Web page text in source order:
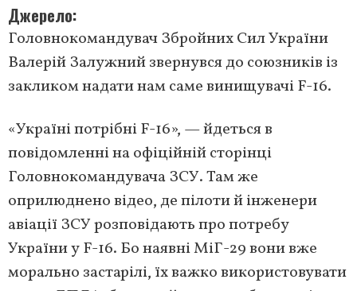
Джерело
Головнокомандувач Збройних Сил України
Валерій Залужний звернувся до союзників із
закликом надати нам саме винищувачі F-16.
«Україні потрібні F-16», — йдеться в
повідомленні на офіційній сторінці
Головнокомандувача ЗСУ. Там же
оприлюднено відео, де пілоти й інженери
авіації ЗСУ розповідають про потребу
України у F-16. Бо наявні МіГ-29 вони вже
морально застарілі, їх важко використовувати